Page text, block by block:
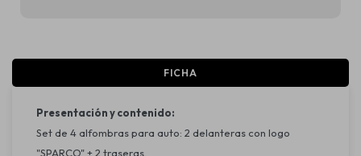
FICHA
Presentación y contenido:
Set de 4 alfombras para auto: 2 delanteras con logo
"SPARCO" + 2 traseras.